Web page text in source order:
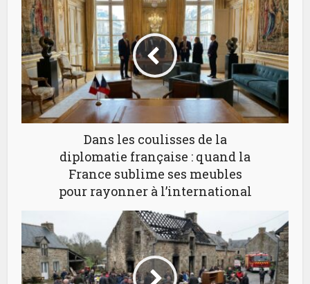
Dans les coulisses de la
diplomatie française : quand la
France sublime ses meubles
pour rayonner à l’international